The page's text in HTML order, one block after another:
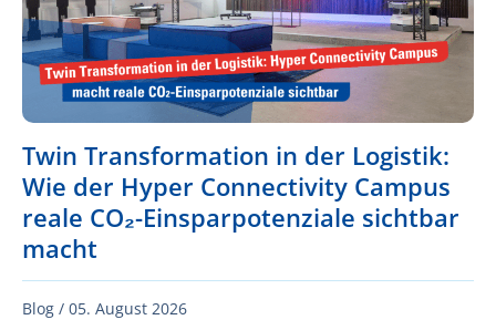
Twin Transformation in der Logistik:
Wie der Hyper Connectivity Campus
reale CO₂-Einsparpotenziale sichtbar
macht
Blog / 05. August 2026